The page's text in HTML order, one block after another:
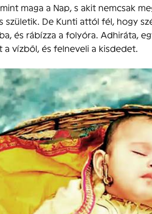
maga a Nap, s akit nemcsak
születik. De Kunti attól fél, hogy
és rábízza a folyóra. Adhiráta,
a vízből, és felneveli a kisdedet.